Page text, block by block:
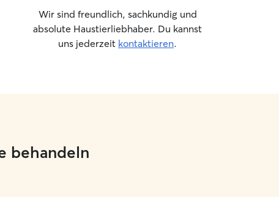
Wir sind freundlich, sachkundig und
absolute Haustierliebhaber. Du kannst
uns jederzeit kontaktieren.
behandeln